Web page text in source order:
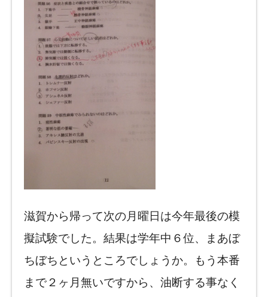
滋賀から帰って次の月曜日は今年最後の模
擬試験でした。結果は学年中６位、まあぼ
ちぼちというところでしょうか。もう本番
まで２ヶ月無いですから、油断する事なく